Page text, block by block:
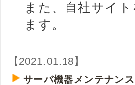
また、自社サイ
ます。
【2021.01.18】
サーバ機器メンテナン